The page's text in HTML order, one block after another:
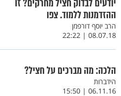
יודעים לבדוק חציל מחרקים? זו
ההזדמנות ללמוד. צפו
הרב יוסף דורפמן
08.07.18 | 22:22
הלכה: מה מברכים על חציל?
הידברות
06.11.16 | 15:50